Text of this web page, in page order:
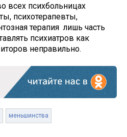
всех психбольницах
психотерапевты,
терапия лишь часть
психиатров как
неправильно.
меньшинства